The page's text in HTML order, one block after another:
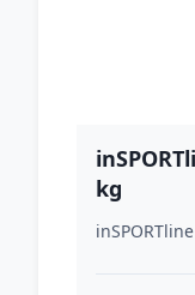
kg
inSPORTline